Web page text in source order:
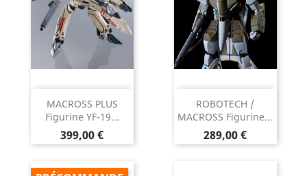
MACROSS PLUS
Figurine YF-19...
Prix
399,00 €
ROBOTECH /
MACROSS Figurine...
Prix
289,00 €